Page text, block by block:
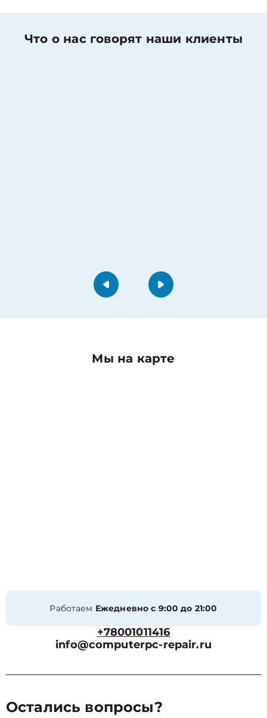
Что о нас говорят наши клиенты
Мы на карте
Работаем Ежедневно с 9:00 до 21:00
+78001011416
info@computerpc-repair.ru
Остались вопросы?